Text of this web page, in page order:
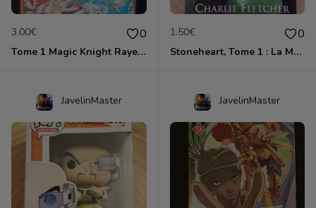
3.00€ 0
Tome 1 Magic Knight Rayearth
1.50€ 0
Stoneheart, Tome 1 : La Malédiction de pierre
JavelinMaster JavelinMaster